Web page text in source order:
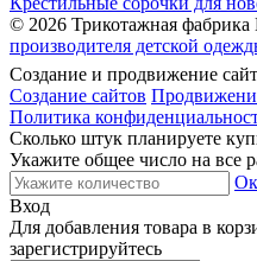
© 2026 Трикотажная
производителя детской
Создание и продвижение
Создание сайтов
Политика
Сколько штук планируете
Укажите общее число на все
Ок
Вход
Для добавления товара в
зарегистрируйтесь